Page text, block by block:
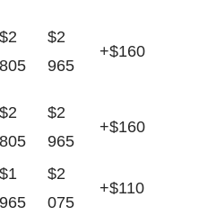
$2
805
$2
965
+$160
$2
805
$2
965
+$160
$1
965
$2
075
+$110